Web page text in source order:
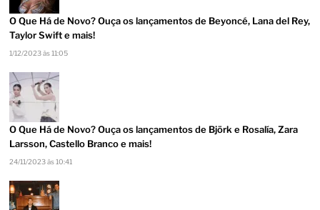
O Que Há de Novo? Ouça os lançamentos de Beyoncé, Lana del Rey,
Taylor Swift e mais!
1/12/2023 às 11:05
O Que Há de Novo? Ouça os lançamentos de Björk e Rosalía, Zara
Larsson, Castello Branco e mais!
24/11/2023 às 10:41